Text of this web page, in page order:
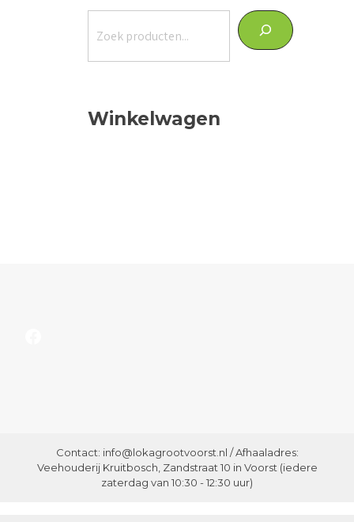
Winkelwagen
Contact: info@lokagrootvoorst.nl / Afhaaladres:
Veehouderij Kruitbosch, Zandstraat 10 in Voorst (iedere
zaterdag van 10:30 - 12:30 uur)